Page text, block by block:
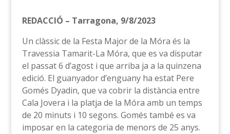
REDACCIÓ – Tarragona, 9/8/2023
Un clàssic de la Festa Major de la Móra és la
Travessia Tamarit-La Móra, que es va disputar
el passat 6 d’agost i que arriba ja a la quinzena
edició. El guanyador d’enguany ha estat Pere
Gomés Dyadin, que va cobrir la distància entre
Cala Jovera i la platja de la Móra amb un temps
de 20 minuts i 10 segons. Gomés també es va
imposar en la categoria de menors de 25 anys.